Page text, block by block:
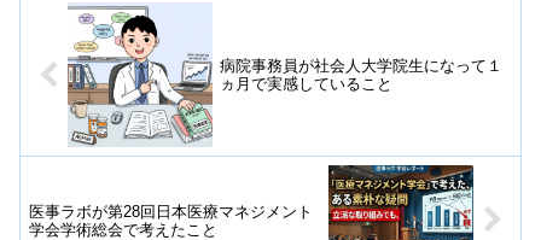
病院事務員が社会人大学院生になって１
ヵ月で実感していること
医事ラボが第28回日本医療マネジメント
学会学術総会で考えたこと